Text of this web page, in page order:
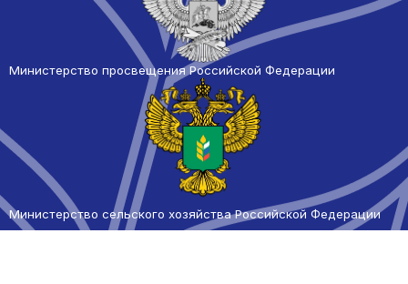
Министерство просвещения Российской Федерации
Министерство сельского хозяйства Российской Федерации